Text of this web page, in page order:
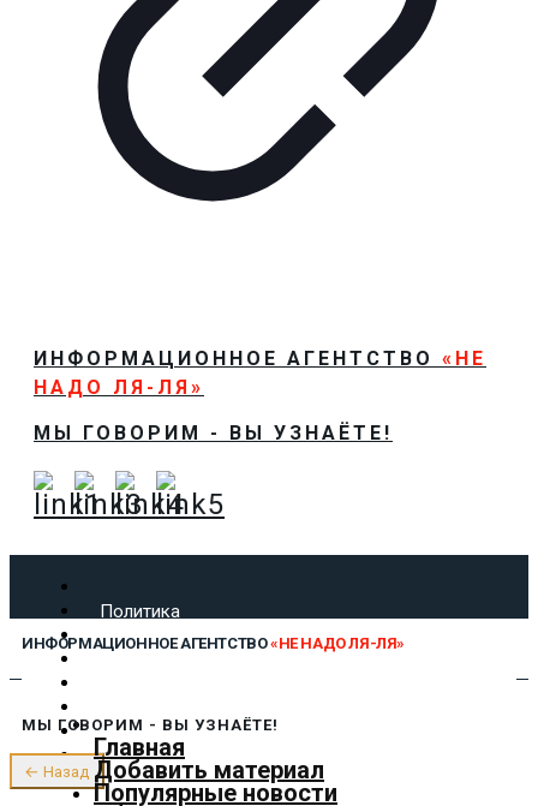
ИНФОРМАЦИОННОЕ АГЕНТСТВО «НЕ
НАДО ЛЯ-ЛЯ»
МЫ ГОВОРИМ - ВЫ УЗНАЁТЕ!
Политика
Экономика
Культура
Предложить новость
О нас
ИНФОРМАЦИОННОЕ АГЕНТСТВО«НЕ НАДО ЛЯ-ЛЯ»
Главная
Добавить материал
Популярные новости
МЫ ГОВОРИМ - ВЫ УЗНАЁТЕ!
← Назад